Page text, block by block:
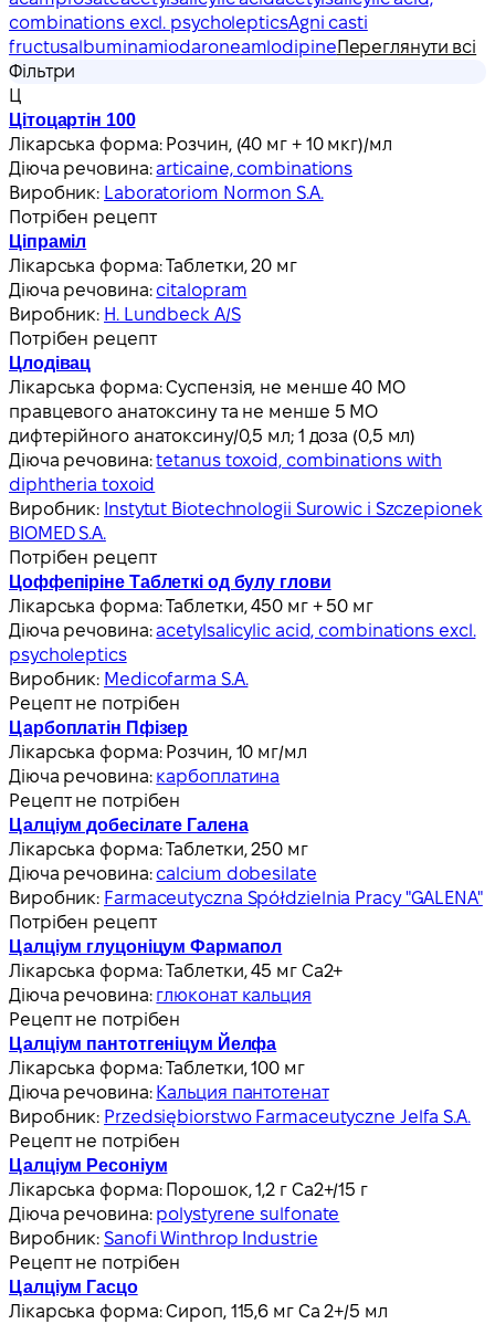
combinations excl. psycholepticsAgni casti
fructusalbuminamiodaroneamlodipineПереглянути всі
Фільтри
Ц
Цітоцартін 100
Лікарська форма: Розчин, (40 мг + 10 мкг)/мл
Діюча речовина:articaine, combinations
Виробник: Laboratoriom Normon S.A.
Потрібен рецепт
Ціпраміл
Лікарська форма:Таблетки, 20 мг
Діюча речовина: citalopram
Виробник: H. Lundbeck A/S
Потрібен рецепт
Цлодівац
Лікарська форма:Суспензія, не менше 40 МО
правцевого анатоксину та не менше 5 МО
дифтерійного анатоксину/0,5 мл; 1 доза (0,5 мл)
Діюча речовина:tetanus toxoid, combinations with
diphtheria toxoid
Виробник: Instytut Biotechnologii Surowic i Szczepionek
BIOMED S.A.
Потрібен рецепт
Цоффепіріне Таблеткі од булу глови
Лікарська форма:Таблетки, 450 мг + 50 мг
Діюча речовина:acetylsalicylic acid, combinations excl.
psycholeptics
Виробник: Medicofarma S.A.
Рецепт не потрібен
Царбоплатін Пфізер
Лікарська форма: Розчин, 10 мг/мл
Діюча речовина: карбоплатина
Рецепт не потрібен
Цалціум добесілате Галена
Лікарська форма:Таблетки, 250 мг
Діюча речовина: calcium dobesilate
Виробник: Farmaceutyczna Spółdzielnia Pracy "GALENA"
Потрібен рецепт
Цалціум глуцоніцум Фармапол
Лікарська форма:Таблетки, 45 мг Ca2+
Діюча речовина: глюконат кальция
Рецепт не потрібен
Цалціум пантотгеніцум Йелфа
Лікарська форма:Таблетки, 100 мг
Діюча речовина: Кальция пантотенат
Виробник: Przedsiębiorstwo Farmaceutyczne Jelfa S.A.
Рецепт не потрібен
Цалціум Ресоніум
Лікарська форма: Порошок, 1,2 г Ca2+/15 г
Діюча речовина: polystyrene sulfonate
Виробник:Sanofi Winthrop Industrie
Рецепт не потрібен
Цалціум Гасцо
Лікарська форма:Сироп, 115,6 мг Ca 2+/5 мл